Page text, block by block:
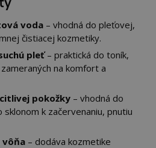
voda – vhodná do pleťovej,
čistiacej kozmetiky.
pleť– praktická do toník,
na komfort a
pokožky – vhodná do
k začervenaniu, pnutiu
vôňa – dodáva kozmetike